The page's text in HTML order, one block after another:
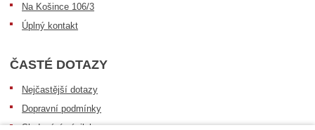
Na Košince 106/3
Úplný kontakt
ČASTÉ DOTAZY
Nejčastější dotazy
Dopravní podmínky
Sledování zásilek